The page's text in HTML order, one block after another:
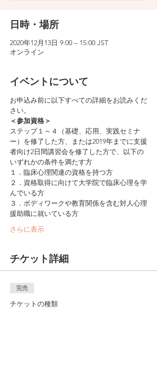
日時・場所
2020年12月13日 9:00 – 15:00 JST
オンライン
イベントについて
お申込み前に以下すべての詳細をお読みくだ
さい。
＜参加資格＞
ステップ１～４（基礎、応用、実践セミナ
ー）を修了した方、または2019年までに支援
者向け2日間講習会を修了した方で、以下の
いずれかの条件を満たす方
１．臨床心理関連の資格を持つ方
２．資格取得に向けて大学院で臨床心理を学
んでいる方
３．ボディワークや教育関係を含む対人心理
援助職に就いている方
さらに表示
チケット詳細
完売
チケットの種類